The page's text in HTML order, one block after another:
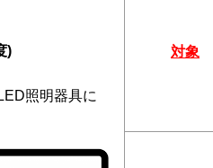
)
照明器具に
対象